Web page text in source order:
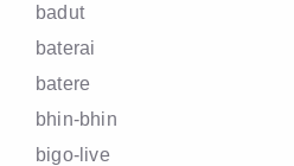
badut
baterai
batere
bhin-bhin
bigo-live